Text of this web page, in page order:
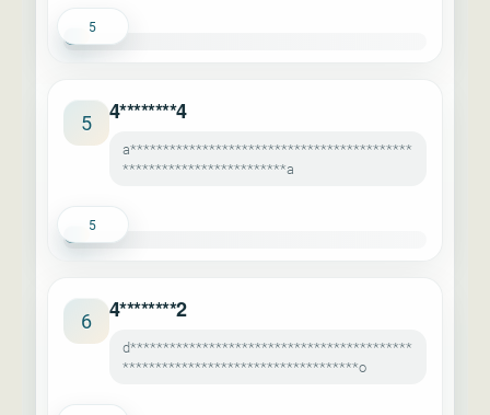
5
5 4********4
a*******************************************
*************************a
5
6 4********2
d*******************************************
************************************o